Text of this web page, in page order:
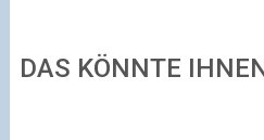
DAS KÖNNTE